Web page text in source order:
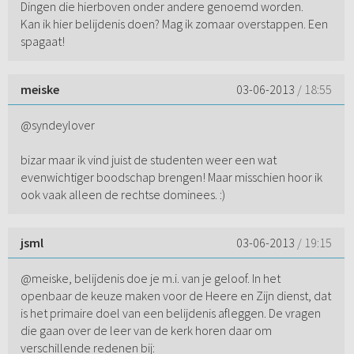
Dingen die hierboven onder andere genoemd worden.
Kan ik hier belijdenis doen? Mag ik zomaar overstappen. Een
spagaat!
meiske 03-06-2013 / 18:55
@syndeylover
bizar maar ik vind juist de studenten weer een wat
evenwichtiger boodschap brengen! Maar misschien hoor ik
ook vaak alleen de rechtse dominees. :)
jsml 03-06-2013 / 19:15
@meiske, belijdenis doe je m.i. van je geloof. In het
openbaar de keuze maken voor de Heere en Zijn dienst, dat
is het primaire doel van een belijdenis afleggen. De vragen
die gaan over de leer van de kerk horen daar om
verschillende redenen bij: